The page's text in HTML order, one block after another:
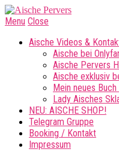
Menu Close
Aische Videos &
Aische bei
Aische Pervers
Aische exklusiv
Mein neues Buch
Lady Aisches
NEU: AISCHE SHOP!
Telegram Gruppe
Booking / Kontakt
Impressum